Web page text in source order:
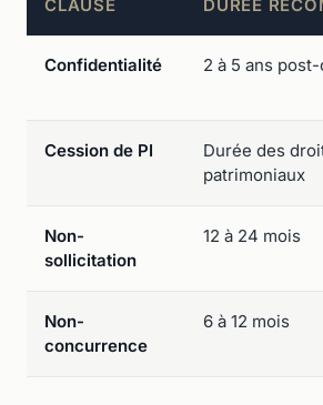
CLAUSE DURÉE
Confidentialité 2 à 5 ans
Cession de PI
Durée des
patrimoniaux
Non-
sollicitation
12 à 24 mois
Non-
concurrence
6 à 12 mois